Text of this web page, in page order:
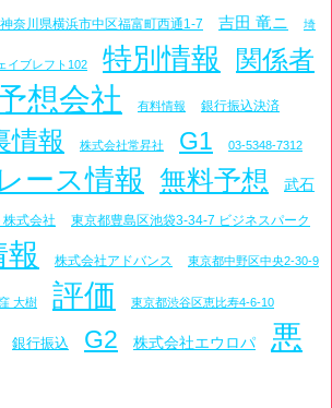
神奈川県横浜市中区福富町西通1-7 吉田 竜ニ 埼
イブレフト102 特別情報 関係者
想会社 有料情報 銀行振込決済
情報 株式会社常昇社 G1 03-5348-7312
レース情報 無料予想
武石
式会社 東京都豊島区池袋3-34-7 ビジネスパーク
報 株式会社アドバンス 東京都中野区中央2-30-9
大樹 評価 東京都渋谷区恵比寿4-6-10
銀行振込 G2 株式会社エウロパ
悪